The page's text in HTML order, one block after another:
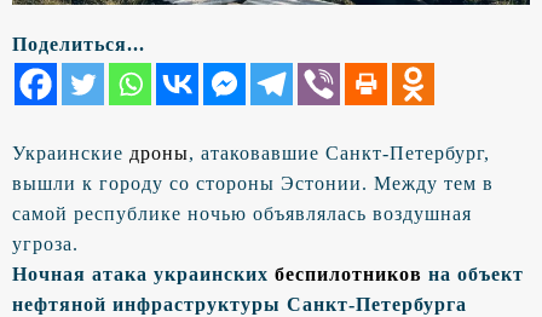
Поделиться...
Украинские дроны, атаковавшие Санкт-Петербург,
вышли к городу со стороны Эстонии. Между тем в
самой республике ночью объявлялась воздушная
угроза.
Ночная атака украинских беспилотников на объект
нефтяной инфраструктуры Санкт-Петербурга